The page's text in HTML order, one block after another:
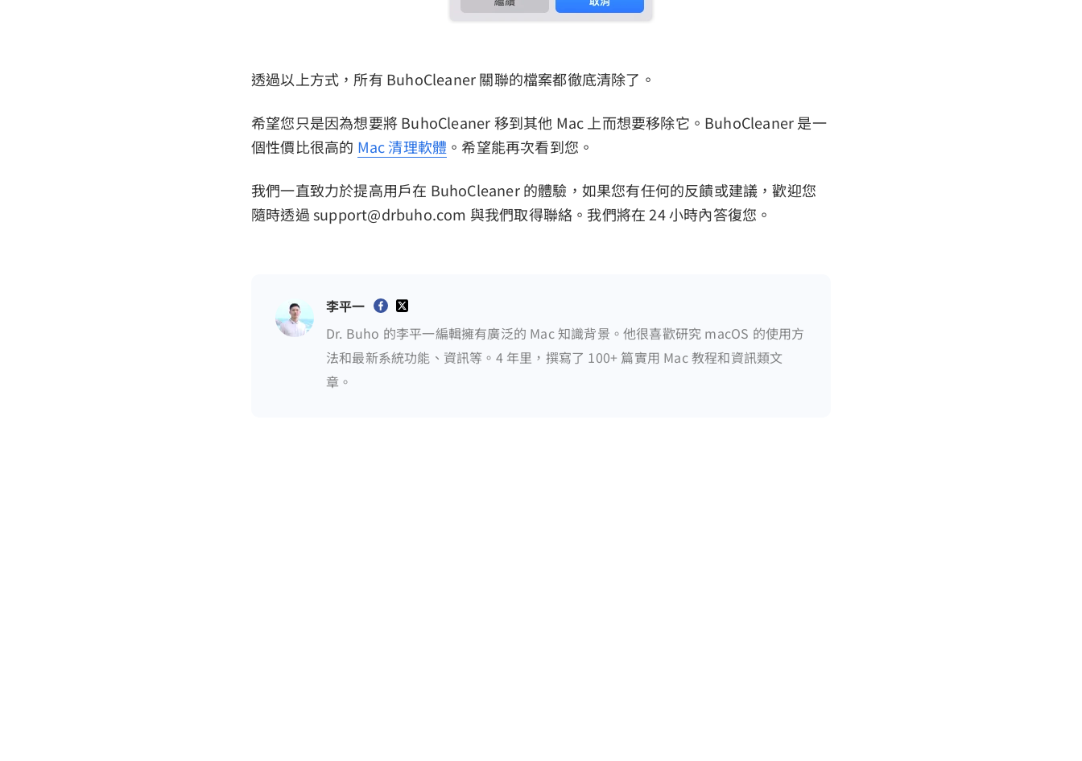
透過以上方式，所有 BuhoCleaner 關聯的檔案都徹底清除了。
希望您只是因為想要將 BuhoCleaner 移到其他 Mac 上而想要移除它。BuhoCleaner 是一
個性價比很高的 Mac 清理軟體 。希望能再次看到您。
我們一直致力於提高用戶在 BuhoCleaner 的體驗，如果您有任何的反饋或建議，歡迎您
隨時透過 support@drbuho.com 與我們取得聯絡。我們將在 24 小時內答復您。
李平一
Dr. Buho 的李平一編輯擁有廣泛的 Mac 知識背景。他很喜歡研究 macOS 的使用方
法和最新系統功能、資訊等。4 年里，撰寫了 100+ 篇實用 Mac 教程和資訊類文
章。